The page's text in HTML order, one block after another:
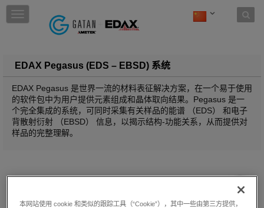
T
o
e
a
v
g
a
EDAX Pegasus (EDS – EBSD) 系统
EDAX Pegasus 是世界一流的材料表征解决方案，在一个易于使用
的软件包中为用户提供元素组成和晶体取向结果。Pegasus 是一
个完全集成的系统，可同时采集有关样品的能谱 （EDS） 和电子
背散射衍射 （EBSD） 信息，以揭示结构-功能关系，从而提供对
样品的完整理解。
本网站使用 cookie 和类似的跟踪工具（“Cookie”），其中一些由第三方提供，